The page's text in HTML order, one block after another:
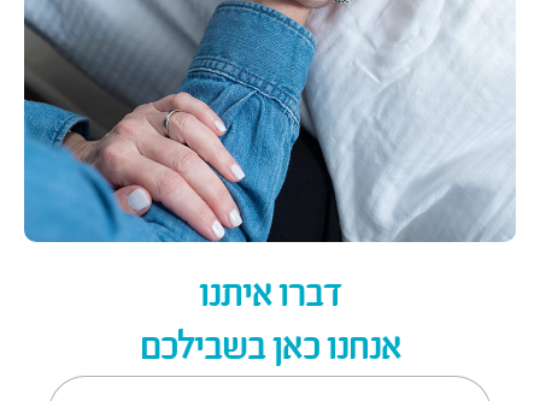
דברו איתנו
אנחנו כאן בשבילכם